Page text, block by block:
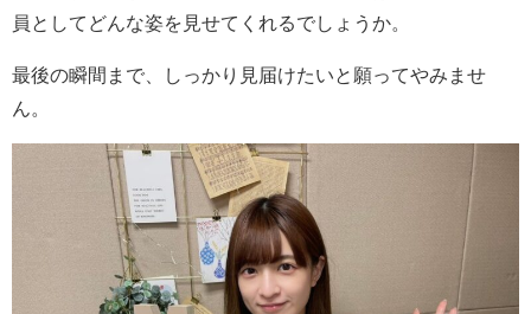
員としてどんな姿を見せてくれるでしょうか。
最後の瞬間まで、しっかり見届けたいと願ってやみませ
ん。